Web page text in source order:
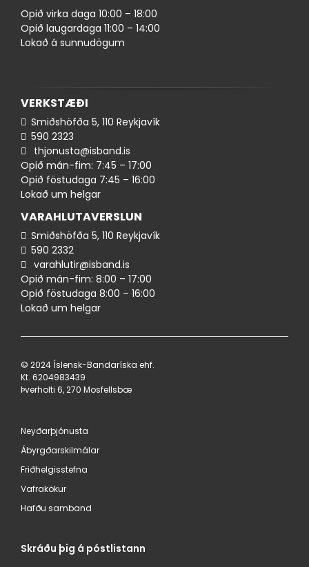
Opið virka daga 10:00 – 18:00
Opið laugardaga 11:00 – 14:00
Lokað á sunnudögum
VERKSTÆÐI
Smiðshöfða 5, 110 Reykjavík
590 ​​2323
thjonusta@isband.is
Opið mán-fim: 7:45 – 17:00
Opið föstudaga 7:45 – 16:00
Lokað um helgar
VARAHLUTAVERSLUN
Smiðshöfða 5, 110 Reykjavík
590 ​2332
varahlutir@isband.is
Opið mán-fim: 8:00 – 17:00
Opið föstudaga 8:00 – 16:00
Lokað um helgar
© 2024 Íslensk-Bandaríska ehf.
Kt. 620498​3439
Þverholti 6, 270 Mosfellsbæ
Neyðarþjónusta
Ábyrgðarskilmálar
Friðhelgisstefna
Vafrakökur
Hafðu samband
Skráðu þig á póstlistann